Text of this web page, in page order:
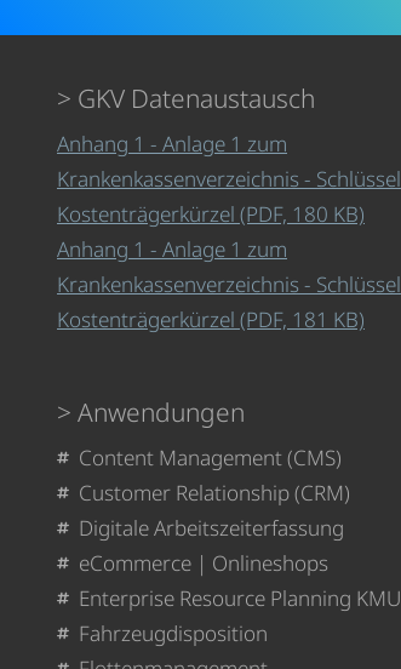
GKV Datenaustausch
Anhang 1 - Anlage 1 zum
Krankenkassenverzeichnis - Schlüssel
Kostenträgerkürzel (PDF, 180 KB)
Anhang 1 - Anlage 1 zum
Krankenkassenverzeichnis - Schlüssel
Kostenträgerkürzel (PDF, 181 KB)
Anwendungen
Content Management (CMS)
Customer Relationship (CRM)
Digitale Arbeitszeiterfassung
eCommerce | Onlineshops
Enterprise Resource Planning KMU
Fahrzeugdisposition